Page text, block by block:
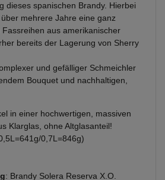
dieses spanischen Brandy. Hierbei
mehrere Jahre eine ganz
aus amerikanischer
bereits der Lagerung von Sherry
und gefälliger Schmeichler
Bouquet und nachhaltigen,
in einer hochwertigen, massiven
Klarglas, ohne Altglasanteil!
0,7L=846g)
: Brandy Solera Reserva X.O.